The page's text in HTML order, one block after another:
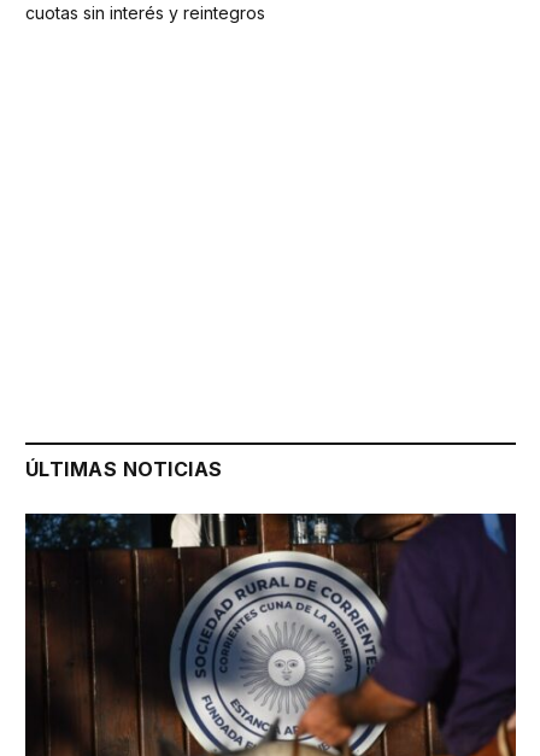
cuotas sin interés y reintegros
ÚLTIMAS NOTICIAS